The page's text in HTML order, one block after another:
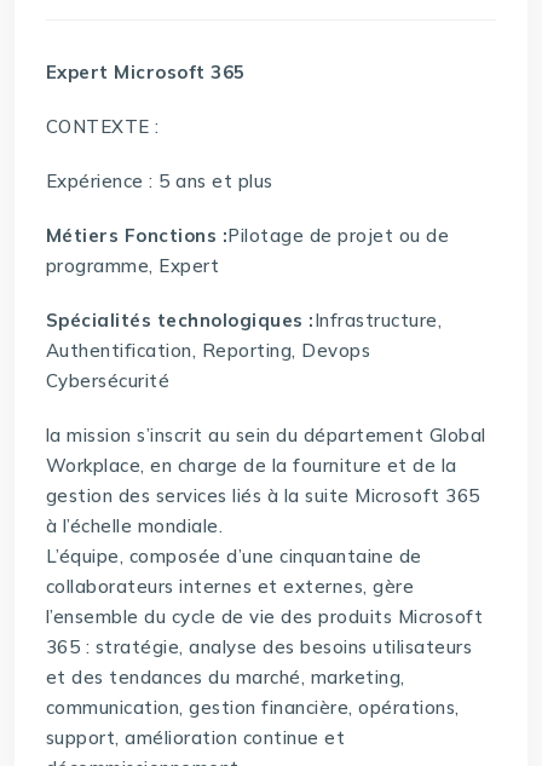
Expert Microsoft 365
CONTEXTE :
Expérience : 5 ans et plus
Métiers Fonctions :Pilotage de projet ou de
programme, Expert
Spécialités technologiques :Infrastructure,
Authentification, Reporting, Devops
Cybersécurité
la mission s’inscrit au sein du département Global
Workplace, en charge de la fourniture et de la
gestion des services liés à la suite Microsoft 365
à l’échelle mondiale.
L’équipe, composée d’une cinquantaine de
collaborateurs internes et externes, gère
l’ensemble du cycle de vie des produits Microsoft
365 : stratégie, analyse des besoins utilisateurs
et des tendances du marché, marketing,
communication, gestion financière, opérations,
support, amélioration continue et